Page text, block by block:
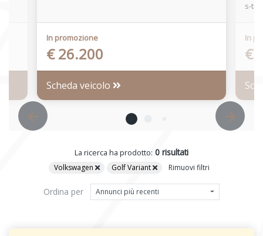
In promozione
€ 26.200
Scheda veicolo
s-
In
€
La ricerca ha prodotto: 0 risultati
Volkswagen Golf Variant Rimuovi filtri
Ordina per Annunci più recenti